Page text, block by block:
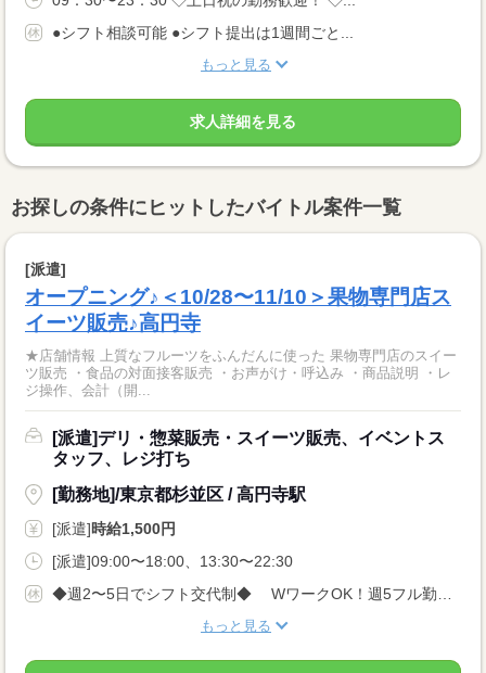
●シフト相談可能 ●シフト提出は1週間ごと...
もっと見る
求人詳細を見る
お探しの条件にヒットしたバイトル案件一覧
[派遣]
オープニング♪＜10/28〜11/10＞果物専門店ス
イーツ販売♪高円寺
★店舗情報 上質なフルーツをふんだんに使った 果物専門店のスイー
ツ販売 ・食品の対面接客販売 ・お声がけ・呼込み ・商品説明 ・レ
ジ操作、会計（開...
[派遣]デリ・惣菜販売・スイーツ販売、イベントス
タッフ、レジ打ち
[勤務地]/東京都杉並区 / 高円寺駅
[派遣]時給1,500円
[派遣]09:00〜18:00、13:30〜22:30
もっと見る